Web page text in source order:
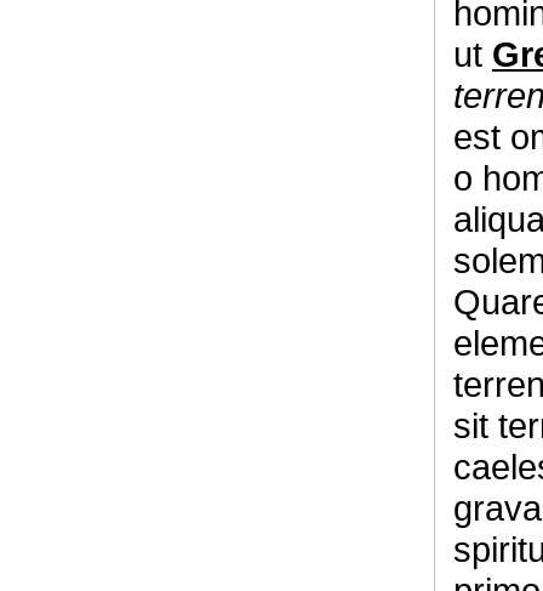
ut
est
o
sit